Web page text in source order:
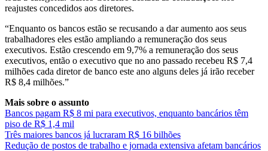
reajustes concedidos aos diretores.
“Enquanto os bancos estão se recusando a dar aumento aos seus
trabalhadores eles estão ampliando a remuneração dos seus
executivos. Estão crescendo em 9,7% a remuneração dos seus
executivos, então o executivo que no ano passado recebeu R$ 7,4
milhões cada diretor de banco este ano alguns deles já irão receber
R$ 8,4 milhões.”
Mais sobre o assunto
Bancos pagam R$ 8 mi para executivos, enquanto bancários têm
piso de R$ 1,4 mil
Três maiores bancos já lucraram R$ 16 bilhões
Redução de postos de trabalho e jornada extensiva afetam bancários